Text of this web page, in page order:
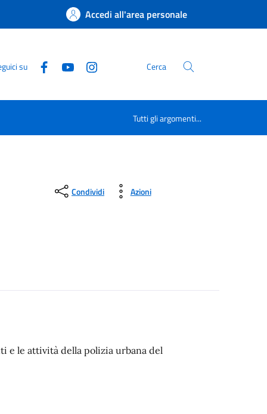
Accedi all'area personale
su Cerca
Tutti gli argomenti...
Condividi Azioni
e le attività della polizia urbana del